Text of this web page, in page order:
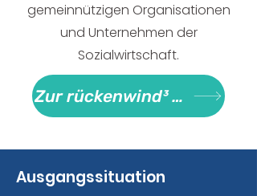
gemeinnützigen Organisationen
und Unternehmen der
Sozialwirtschaft.
Zur rückenwind³ Website
Ausgangssituation